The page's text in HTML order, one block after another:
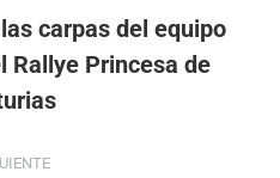
carpas del equipo
Rallye Princesa de